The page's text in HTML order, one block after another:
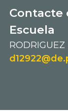
Contacte
Escuela
RODRIGUEZ